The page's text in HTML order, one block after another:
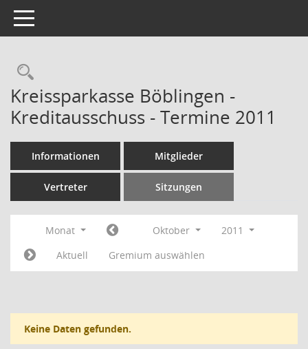
Toggle navigation
Rechercheauswahl
Kreissparkasse Böblingen -
Kreditausschuss - Termine 2011
Informationen Mitglieder
Vertreter Sitzungen
Monat Oktober
2011
Aktuell
Gremium auswählen
Keine Daten gefunden.